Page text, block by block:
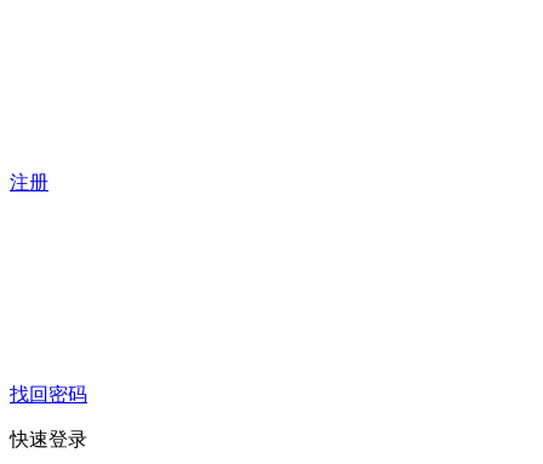
注册
找回密码
快速登录